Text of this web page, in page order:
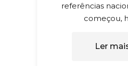
referências
começou,
Ler